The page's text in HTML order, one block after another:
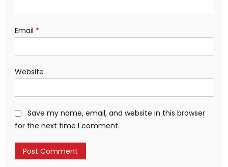
Email *
Website
Save my name, email, and website in this browser
for the next time I comment.